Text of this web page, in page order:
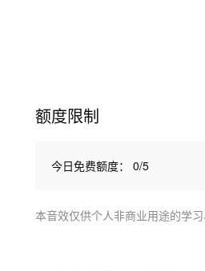
额度限制
今日免费额度： 0/5
本音效仅供个人非商业用途的学